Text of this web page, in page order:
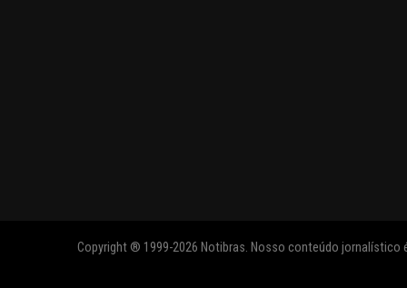
Copyright ® 1999-2026 Notibras. Nosso conteúdo jornalístico